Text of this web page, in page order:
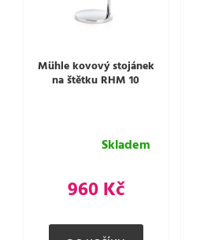
Mühle kovový stojánek
na štětku RHM 10
Skladem
960 Kč